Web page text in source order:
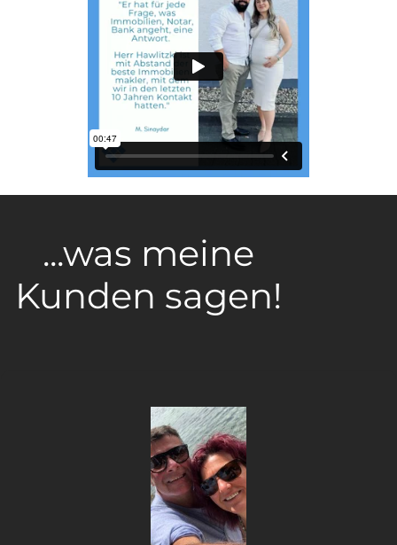
...was meine
Kunden sagen!